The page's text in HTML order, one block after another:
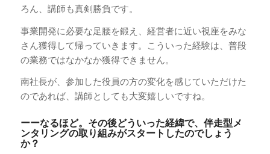
ろん、講師も真剣勝負です。
事業開発に必要な足腰を鍛え、経営者に近い視座をみな
さん獲得して帰っていきます。こういった経験は、普段
の業務ではなかなか獲得できません。
南社長が、参加した役員の方の変化を感じていただけた
のであれば、講師としても大変嬉しいですね。
ーーなるほど。その後どういった経緯で、伴走型メ
ンタリングの取り組みがスタートしたのでしょう
か？